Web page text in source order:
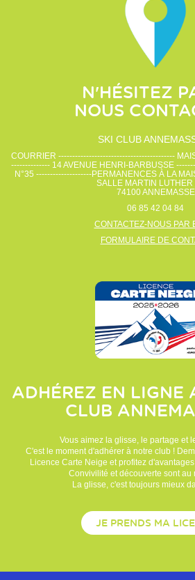
N'HÉSITEZ
NOUS
SKI CLUB
COURRIER ------------------------------------------
-------------- 14 AVENUE HENRI-BARBUSSE
N°35 --------------------PERMANENCES À LA
SALLE MARTIN LUTHER
74100ANNEMASSE
06 85 42 04 84
CONTACTEZ-NOUS PAR
FORMULAIRE DE
ADHÉREZ EN LIGNE
CLUB
Vous aimez la glisse, le partage et
C'est le moment d'adhérer à notre club !
Licence Carte Neige et profitez
Convivilité et découverte sont au
La glisse, c'est toujours mieux
JE PRENDS MA